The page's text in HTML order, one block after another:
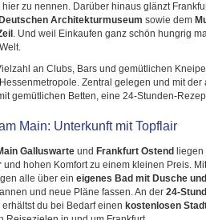
hier zu nennen. Darüber hinaus glänzt
Deutschen Architekturmuseum sowie dem
. Und weil Einkaufen ganz schön hungrig
an Clubs, Bars und gemütlichen
Zentral gelegen und mit
gemütlichen Betten, eine 24-Stunden-
Main: Unterkunft mit Topflair
Galluswarte und Frankfurt Ostend
und hohen Komfort zu einem kleinen Preis.
alle über ein eigenes Bad mit Dusche
und neue Pläne fassen. An der 24-
erhältst du bei Bedarf einen kostenlosen